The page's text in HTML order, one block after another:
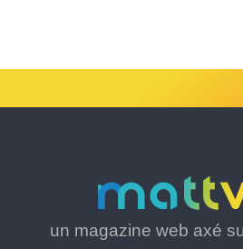
un magazine web axé